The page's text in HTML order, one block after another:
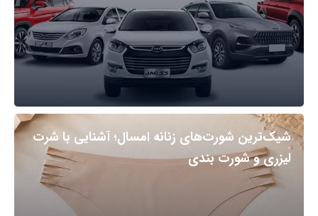
شیک‌ترین شورت‌های زنانه امسال؛ آشنایی با شرت
لیزری و شورت بندی